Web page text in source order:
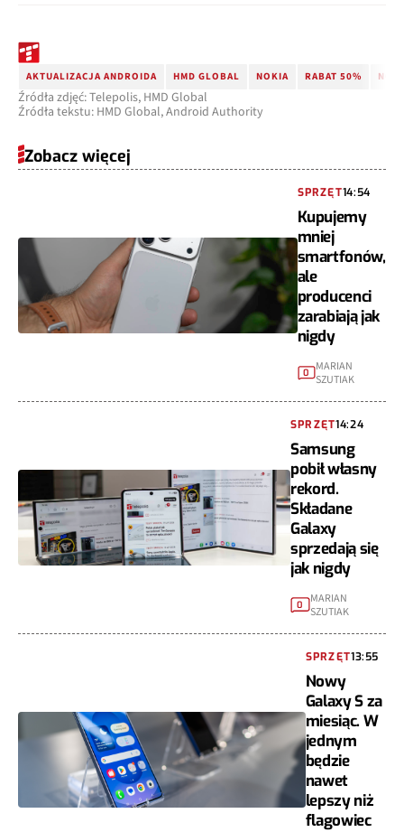
AKTUALIZACJA ANDROIDA HMD GLOBAL NOKIA RABAT 50%
Źródła zdjęć: Telepolis, HMD Global
Źródła tekstu: HMD Global, Android Authority
Zobacz więcej
SPRZĘT14:54
Kupujemy
mniej
smartfonów,
ale
producenci
zarabiają jak
nigdy
0 MARIAN
SZUTIAK
SPRZĘT14:24
Samsung
pobił własny
rekord.
Składane
Galaxy
sprzedają się
jak nigdy
0
MARIAN
SZUTIAK
SPRZĘT13:55
Nowy
Galaxy S za
miesiąc. W
jednym
będzie
nawet
lepszy niż
flagowiec